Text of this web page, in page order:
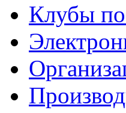
Клубы